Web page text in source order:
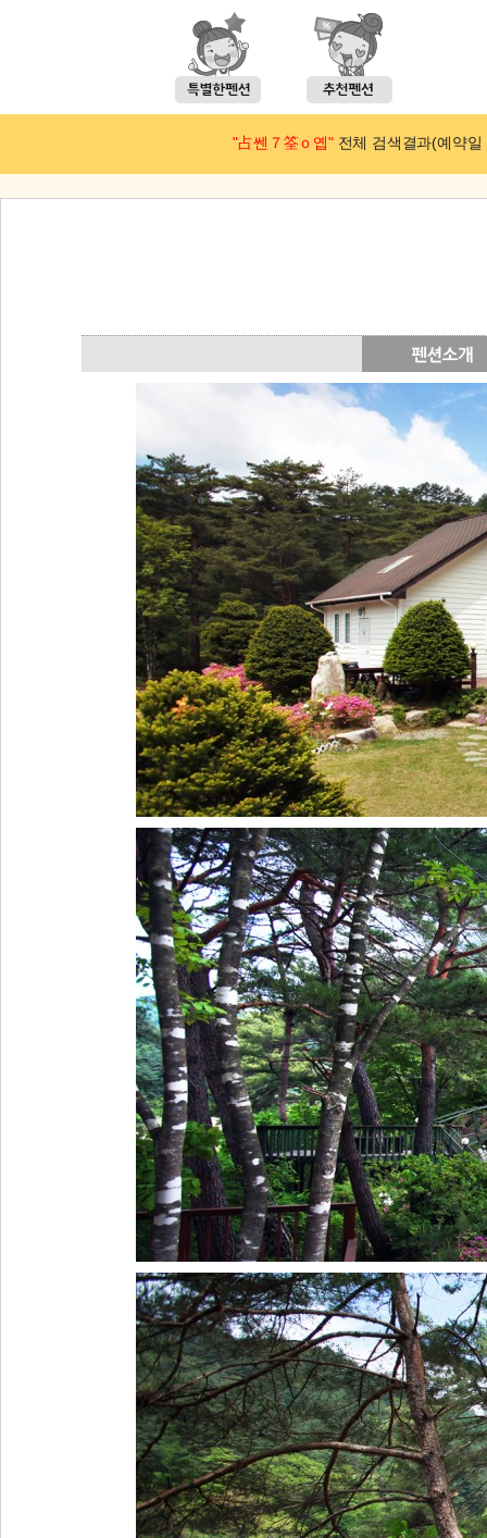
"占쎈７筌ｏ옙"전체 검색결과(예약일